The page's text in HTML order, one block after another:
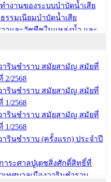
ำงานของระบบบำบัดน้ำเสีย
รรมเนียมบำบัดน้ำเสีย
าและวัชพืชในแหล่งน้ำ และ
แหล่งน้ำสาธารณะภายใน
าและวัชพืชในแหล่งน้ำ และ
แหล่งน้ำสาธารณะภายชุม
ารินชำราบ สมัยสามัญ สมัยที่
2/2568
ารินชำราบ สมัยสามัญ สมัยที่
1/2568
ารินชำราบ สมัยสามัญ สมัยที่
1/2568
รินชำราบ (ครั้งแรก) ประจำปี
ระศาลปู่เดชสิ่งศักดิ์สิทธิ์ที่
ทศบาลเมืองวารินชำราบ